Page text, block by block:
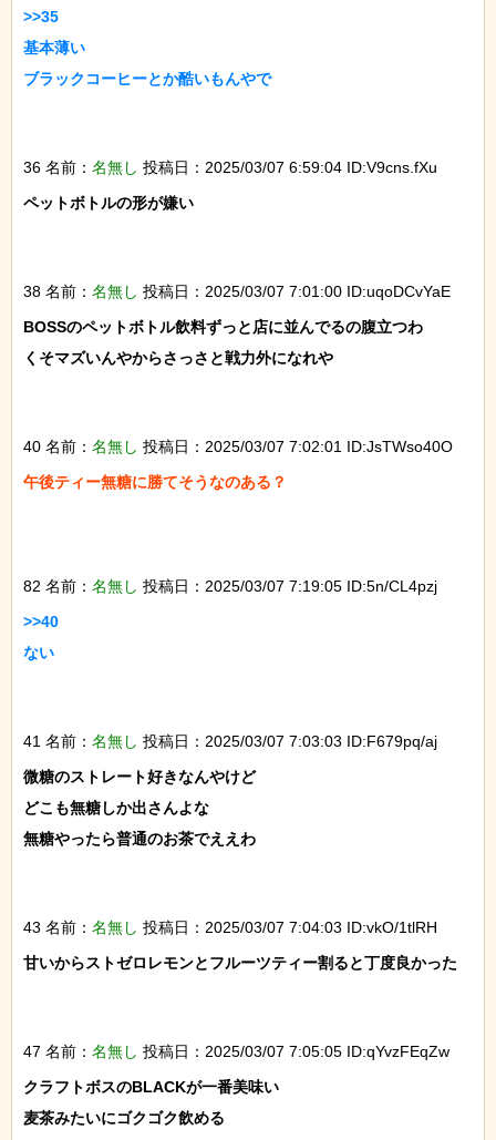
>>35
基本薄い
ブラックコーヒーとか酷いもんやで
36 名前： 名無し 投稿日：2025/03/07 6:59:04 ID:V9cns.fXu
ペットボトルの形が嫌い
38 名前： 名無し 投稿日：2025/03/07 7:01:00 ID:uqoDCvYaE
BOSSのペットボトル飲料ずっと店に並んでるの腹立つわ
くそマズいんやからさっさと戦力外になれや
40 名前： 名無し 投稿日：2025/03/07 7:02:01 ID:JsTWso40O
午後ティー無糖に勝てそうなのある？
82 名前： 名無し 投稿日：2025/03/07 7:19:05 ID:5n/CL4pzj
>>40
ない
41 名前： 名無し 投稿日：2025/03/07 7:03:03 ID:F679pq/aj
微糖のストレート好きなんやけど
どこも無糖しか出さんよな
無糖やったら普通のお茶でええわ
43 名前： 名無し 投稿日：2025/03/07 7:04:03 ID:vkO/1tlRH
甘いからストゼロレモンとフルーツティー割ると丁度良かった
47 名前： 名無し 投稿日：2025/03/07 7:05:05 ID:qYvzFEqZw
クラフトボスのBLACKが一番美味い
麦茶みたいにゴクゴク飲める